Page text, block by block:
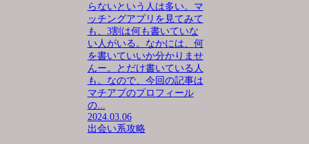
らないという人は多い。マ
ッチングアプリを見てみて
も、3割は何も書いていな
い人がいる。なかには、何
を書いていいか分かりませ
んー。とだけ書いている人
も。なので、今回の記事は
マチアプのプロフィール
の...
2024.03.06
出会い系攻略